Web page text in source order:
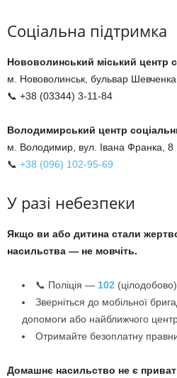
Соціальна підтримка
Нововолинський міський центр
м. Нововолинськ, бульвар
📞 +38 (03344) 3-11-84
Володимирський центр
м. Володимир, вул. Івана Франка, 8
📞 +38 (096) 102-95-69
У разі небезпеки
Якщо ви або дитина стали
насильства — не мовчіть.
📞 Поліція — 102 (цілодобово).
Зверніться до мобільної
допомоги або найближчого
Отримайте безоплатну
Домашнє насильство не є